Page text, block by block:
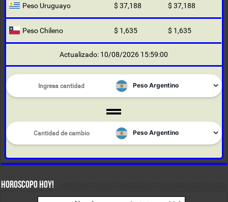
Peso Uruguayo $ 37,188 $ 37,188
Peso Chileno $ 1,635 $ 1,635
Actualizado: 10/08/2026 15:59:00
HOROSCOPO HOY!